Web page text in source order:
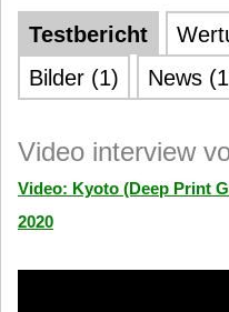
Testbericht
Bilder (1)
News
Video interview
Video: Kyoto (Deep Print
2020